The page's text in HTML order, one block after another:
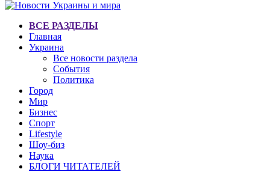
ВСЕ РАЗДЕЛЫ
Главная
Украина
Все новости раздела
События
Политика
Город
Мир
Бизнес
Спорт
Lifestyle
Шоу-биз
Наука
БЛОГИ ЧИТАТЕЛЕЙ